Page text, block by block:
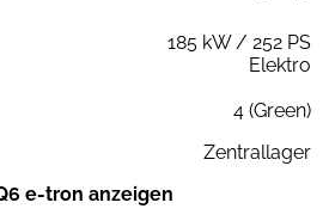
185 kW / 252 PS
Elektro
4 (Green)
Zentrallager
e-tron anzeigen